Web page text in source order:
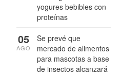
yogures bebibles con
proteínas
Se prevé que
mercado de alimentos
para mascotas a base
de insectos alcanzará
05
AGO